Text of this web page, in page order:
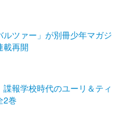
ツァー」が別冊少年マガジ
載再開
諜報学校時代のユーリ＆ティ
2巻